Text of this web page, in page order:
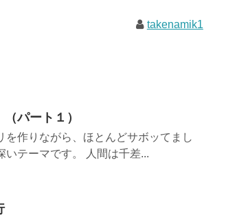
takenamik1
パート１）
作りながら、ほとんどサボッてまし
いテーマです。 人間は千差...